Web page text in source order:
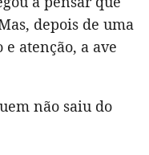
depois de uma
atenção, a ave
não saiu do